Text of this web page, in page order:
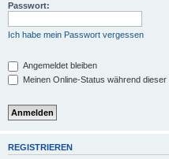
Passwort:
Ich habe mein Passwort vergessen
Angemeldet bleiben
Meinen Online-Status während
REGISTRIEREN